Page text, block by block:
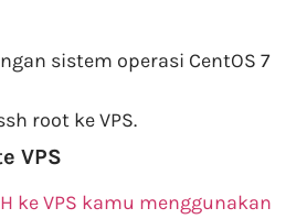
sistem operasi CentOS 7
root ke VPS.
VPS
ke VPS kamu menggunakan